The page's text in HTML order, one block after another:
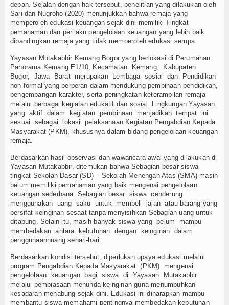
depan. Sejalan dengan hak tersebut, penelitian yang dilakukan oleh
Sari dan Nugroho (2020) menunjukkan bahwa remaja yang
memperoleh edukasi keuangan sejak dini memiliki Tingkat
pemahaman dan perilaku pengelolaan keuangan yang lebih baik
dibandingkan remaja yang tidak memoeroleh edukasi serupa.
Yayasan Mutakabbir Kemang Bogor yang berlokasi di Perumahan
Panorama Kemang E1/10, Kecamatan Kemang, Kabupaten
Bogor, Jawa Barat merupakan Lembaga sosial dan Pendidikan
non-formal yang berperan dalam mendukung pembinaan pendidikan,
pengembangan karakter, serta peningkatan keterampilan remaja
melalui berbagai kegiatan edukatif dan sosial. Lingkungan Yayasan
yang aktif dalam kegiatan pembinaan menjadikan tempat ini
sesuai sebagai lokasi pelaksanaan Kegiatan Pengabdian Kepada
Masyarakat (PKM), khususnya dalam bidang pengelolaan keuangan
remaja.
Berdasarkan hasil observasi dan wawancara awal yang dilakukan di
Yayasan Mutakabbir, ditemukan bahwa Sebagian besar siswa
tingkat Sekolah Dasar (SD) – Sekolah Menengah Atas (SMA) masih
belum memiliki pemahaman yang baik mengenai pengelolaan
keuangan sederhana. Sebagian besar siswa cenderung
menggunakan uang saku untuk membeli jajan atau barang yang
bersifat keinginan sesaat tanpa menyisihkan Sebagian uang untuk
ditabung. Selain itu, masih banyak siswa yang belum mampu
membedakan antara kebutuhan dengan keinginan dalam
penggunaannuang sehari-hari.
Berdasarkan kondisi tersebut, diperlukan upaya edukasi melalui
program Pengabdian Kepada Masyarakat (PKM) mengenai
pengelolaan keuangan bagi siswa di Yayasan Mutakabbir
melalui pembiasaan menunda keinginan guna menumbuhkan
kesadaran menabung sejak dini. Edukasi ini diharapkan mampu
membantu siswa memahami pentingnya membedakan kebutuhan